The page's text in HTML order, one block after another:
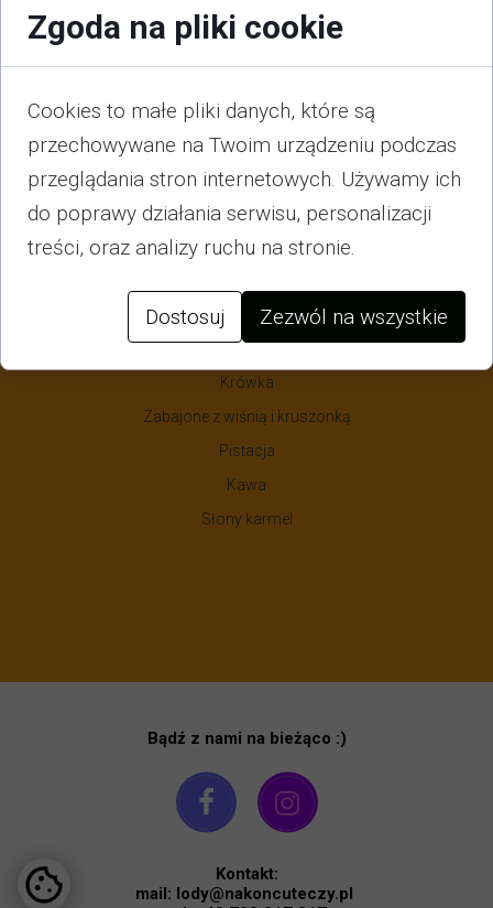
Martini ze Spritem (sorbet)
Śmietanka
Marakuja (sorbet)
Pomarańcza (sorbet)
Oreo
Matcha
Krówka
Zabajone z wiśnią i kruszonką
Pistacja
Kawa
Słony karmel
Bądź z nami na bieżąco :)
Kontakt:
mail: lody@nakoncuteczy.pl
Zgoda na pliki cookie
Cookies to małe pliki danych, które są
przechowywane na Twoim urządzeniu podczas
przeglądania stron internetowych. Używamy ich
do poprawy działania serwisu, personalizacji
treści, oraz analizy ruchu na stronie.
Dostosuj Zezwól na wszystkie